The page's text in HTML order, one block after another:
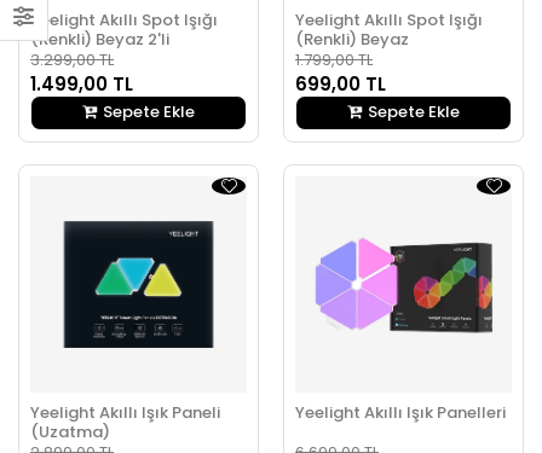
Yeelight Akıllı Spot Işığı
(Renkli) Beyaz 2'li
3.299,00 TL
1.499,00 TL
Sepete Ekle
Yeelight Akıllı Spot Işığı
(Renkli) Beyaz
1.799,00 TL
699,00 TL
Sepete Ekle
Yeelight Akıllı Işık Paneli
(Uzatma)
Yeelight Akıllı Işık Panelleri